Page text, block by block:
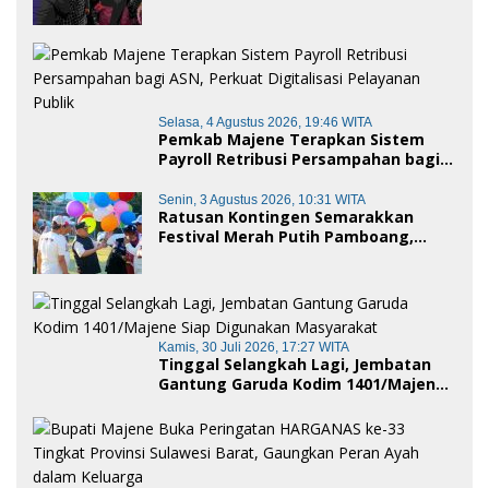
Selasa, 4 Agustus 2026, 19:46 WITA
Pemkab Majene Terapkan Sistem
Payroll Retribusi Persampahan bagi
Publik
Senin, 3 Agustus 2026, 10:31 WITA
Ratusan Kontingen Semarakkan
Festival Merah Putih Pamboang,
Kamis, 30 Juli 2026, 17:27 WITA
Tinggal Selangkah Lagi, Jembatan
Gantung Garuda Kodim 1401/Majene